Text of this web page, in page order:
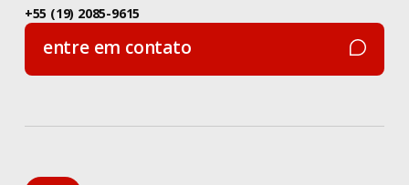
+55 (19) 2085-9615
entre em contato
entre em contato